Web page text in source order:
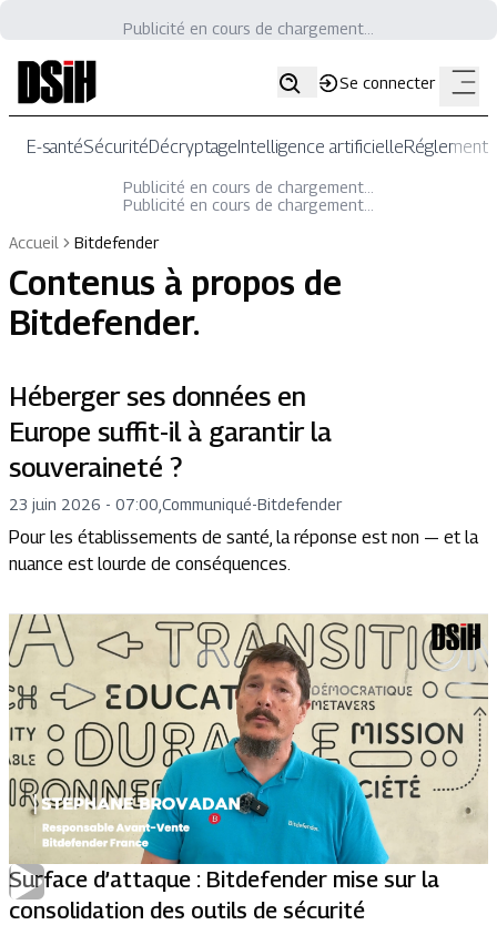
Publicité en cours de chargement...
Se connecter
E-santéSécuritéDécryptageIntelligence artificielle
Publicité en cours de chargement...
Publicité en cours de chargement...
Accueil
Bitdefender
Contenus à propos de
Bitdefender.
Héberger ses données en
Europe suffit-il à garantir la
souveraineté ?
23 juin 2026 - 07:00 Communiqué-Bitdefender
Pour les établissements de santé, la réponse est non — et la
nuance est lourde de conséquences.
Surface d’attaque : Bitdefender mise sur la
consolidation des outils de sécurité